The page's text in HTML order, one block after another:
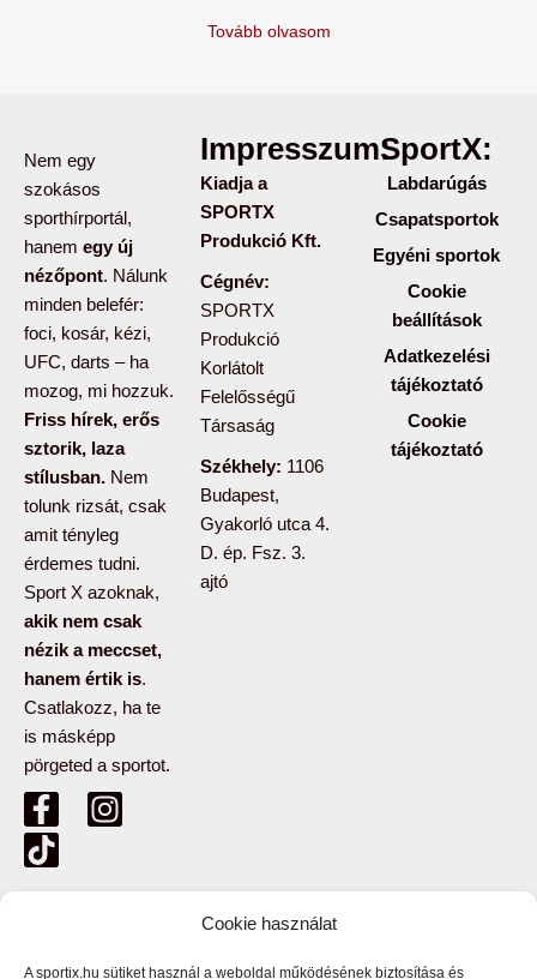
Cookie használat
A sportix.hu sütiket használ a weboldal működésének biztosítása és
Tovább olvasom
Nem egy
szokásos
sporthírportál,
hanem egy új
nézőpont. Nálunk
minden belefér:
foci, kosár, kézi,
UFC, darts – ha
mozog, mi hozzuk.
Friss hírek, erős
sztorik, laza
stílusban. Nem
tolunk rizsát, csak
amit tényleg
érdemes tudni.
Sport X azoknak,
akik nem csak
nézik a meccset,
hanem értik is.
Csatlakozz, ha te
is másképp
pörgeted a sportot.
F
a
c
e
I
n
t
T
i
k
t
Impresszum:
Kiadja a
SPORTX
Produkció Kft.
Cégnév:
SPORTX
Produkció
Korlátolt
Felelősségű
Társaság
Székhely: 1106
Budapest,
Gyakorló utca 4.
D. ép. Fsz. 3.
ajtó
SportX:
Labdarúgás
Csapatsportok
Egyéni sportok
Cookie
beállítások
Adatkezelési
tájékoztató
Cookie
tájékoztató